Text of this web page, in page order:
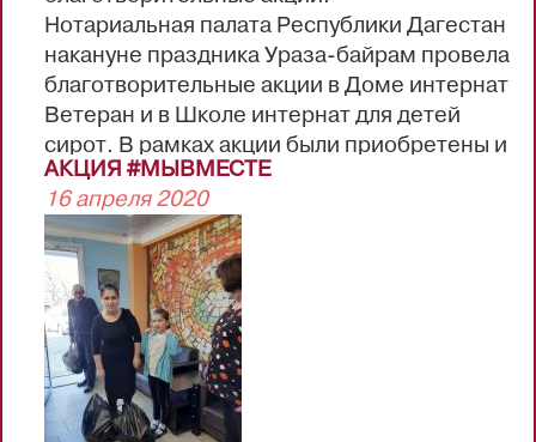
...
Нотариальная палата Республики Дагестан
накануне праздника Ураза-байрам провела
благотворительные акции в Доме интернат
Ветеран и в Школе интернат для детей
сирот. В рамках акции были приобретены и
доставлены продукты питания для
праздничного стола.
Благотворительная акция прошла при
активной поддержке частнопрактикующих
нотариусов Республики Дагестан.
АКЦИЯ #МЫВМЕСТЕ
16 апреля 2020